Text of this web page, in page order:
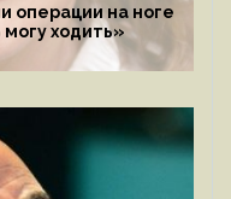
операции на ноге
ходить»